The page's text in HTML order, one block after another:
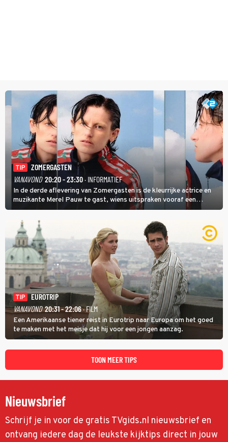
TIP
ZOMERGASTEN
VANAVOND 20:20 - 23:30· INFORMATIEF
In de derde aflevering van Zomergasten is de kleurrijke actrice en
muzikante Merel Pauw te gast, wiens uitspraken vooraf een
boeiende avond beloven: 'Mijn ideale televisieavond is zoals mijn
identiteit: grenzeloos, absurd en vol angsten'.
TIP
EUROTRIP
VANAVOND 20:31 - 22:06· FILM
Een Amerikaanse tiener reist in Eurotrip naar Europa om het goed
te maken met het meisje dat hij voor een jongen aanzag.
TOON MEER TIPS
Nieuwsbrief
Schrijf je in voor de gratis TVgids.nl nieuwsbrief en
ontvang iedere dag de leukste kijktips direct in jouw